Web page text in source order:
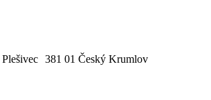
Plešivec 381 01 Český Krumlov